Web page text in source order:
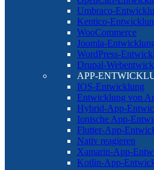
Umbraco-
Kentico-
WooCommerce
Joomla-
WordPress-
Drupal-
APP-
IOS-Entwicklung
Entwicklung von
Hybrid-App-
Ionische App-
Flutter-App-
Nativ reagieren
Xamarin-App-
Kotlin-App-